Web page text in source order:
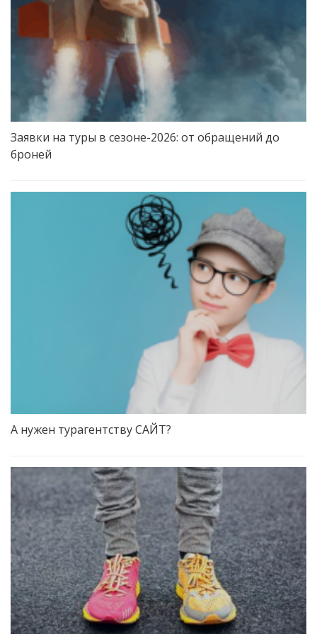
Заявки на туры в сезоне-2026: от обращений до
броней
А нужен турагентству САЙТ?